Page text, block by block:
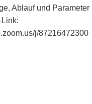
Ablauf und Parameter
Link:
j/87216472300